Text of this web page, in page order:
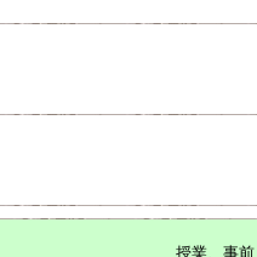
授業、事